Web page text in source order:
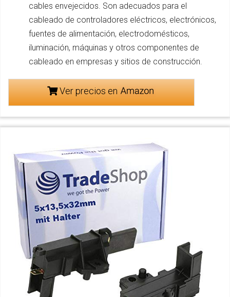
cables envejecidos. Son adecuados para el
cableado de controladores eléctricos, electrónicos,
fuentes de alimentación, electrodomésticos,
iluminación, máquinas y otros componentes de
cableado en empresas y sitios de construcción.
Ver precios en